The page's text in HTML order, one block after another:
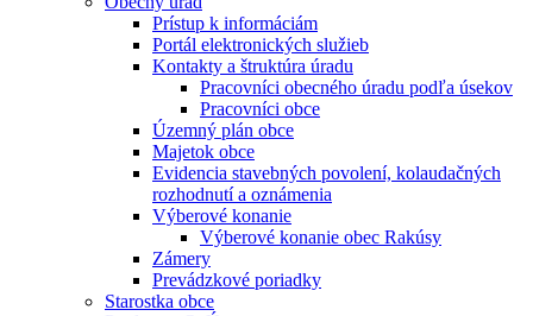
Prístup k informáciám
Portál elektronických služieb
Kontakty a štruktúra úradu
Pracovníci obecného úradu podľa úsekov
Pracovníci obce
Územný plán obce
Majetok obce
Evidencia stavebných povolení, kolaudačných
rozhodnutí a oznámenia
Výberové konanie
Výberové konanie obec Rakúsy
Zámery
Prevádzkové poriadky
Starostka obce